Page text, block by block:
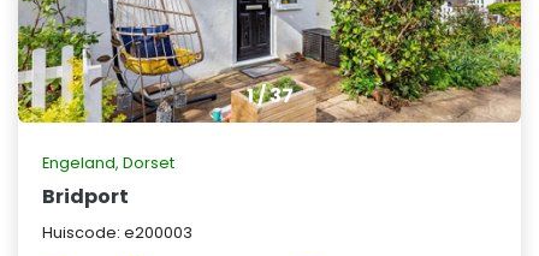
1/37
Engeland, Dorset
Bridport
Huiscode: e200003